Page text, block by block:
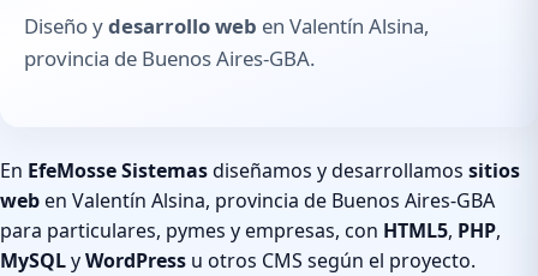
Diseño ydesarrollo web en Valentín Alsina,
provincia de Buenos Aires-GBA.
En EfeMosse Sistemasdiseñamos y desarrollamos sitios
weben Valentín Alsina, provincia de Buenos Aires-GBA
para particulares, pymes y empresas, con HTML5, PHP,
MySQLyWordPress u otros CMS según el proyecto.